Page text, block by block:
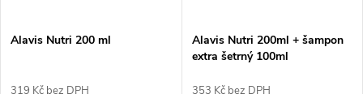
p
s
Alavis Nutri 200 ml
319 Kč bez DPH
Alavis Nutri 200ml + šampon
extra šetrný 100ml
353 Kč bez DPH